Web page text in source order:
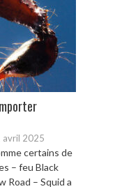
avril 2025
certains de
– feu Black
Road – Squid a